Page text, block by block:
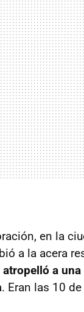
en la
a la acera
atropelló a
Eran las 10